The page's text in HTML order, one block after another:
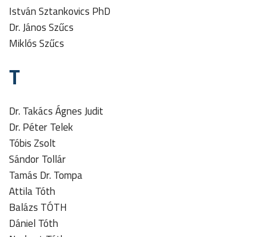
István Sztankovics PhD
Dr. János Szűcs
Miklós Szűcs
T
Dr. Takács Ágnes Judit
Dr. Péter Telek
Tóbis Zsolt
Sándor Tollár
Tamás Dr. Tompa
Attila Tóth
Balázs TÓTH
Dániel Tóth